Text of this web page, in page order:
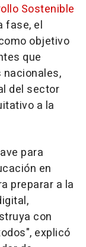
Sostenible
fase, el
objetivo
que
del sector
a la
para
en
preparar a la
con
explicó